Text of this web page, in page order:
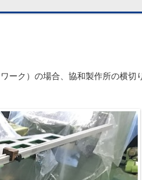
ーク）の場合、協和製作所の横切